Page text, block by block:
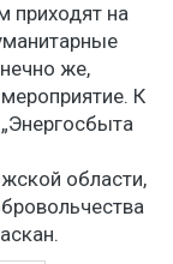
приходят на
же,
К
области,